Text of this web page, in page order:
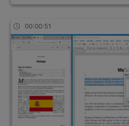
00:00:51